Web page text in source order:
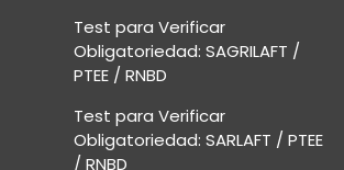
Test para Verificar
Obligatoriedad: SAGRILAFT /
PTEE / RNBD
Test para Verificar
Obligatoriedad: SARLAFT / PTEE
/ RNBD